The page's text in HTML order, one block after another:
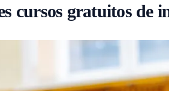
cursos gratuitos de